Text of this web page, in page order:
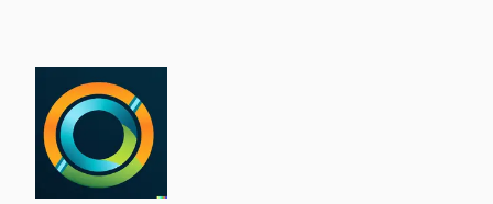
inhoud